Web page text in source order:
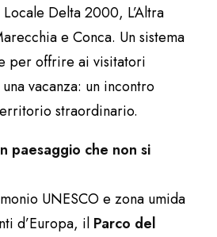
Delta 2000, L’Altra
e Conca. Un sistema
per offrire ai visitatori
vacanza: un incontro
straordinario.
paesaggio che non si
UNESCO e zona umida
d’Europa, il Parco del